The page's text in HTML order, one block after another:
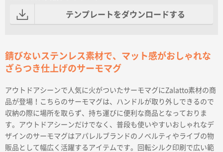
テンプレートをダウンロードする
錆びないステンレス素材で、マット感がおしゃれな
ざらつき仕上げのサーモマグ
アウトドアシーンで人気に火がついたサーモマグにZalatto素材の商
品が登場！こちらのサーモマグは、ハンドルが取り外しできるので
収納の際に場所を取らず、持ち運びに便利な商品となっておりま
す。アウトドアシーンだけでなく、普段も使いやすいおしゃれなデ
ザインのサーモマグはアパレルブランドのノベルティやライブの物
販品として幅広く活躍するアイテムです。回転シルク印刷で広い範